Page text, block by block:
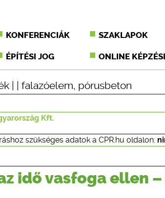
KONFERENCIÁK SZAKLAPOK
ÉPÍTÉSI JOG ONLINE
falazóelem, pórusbeton
Kft.
szükséges adatok a CPR.hu oldalon:
idő vasfoga ellen